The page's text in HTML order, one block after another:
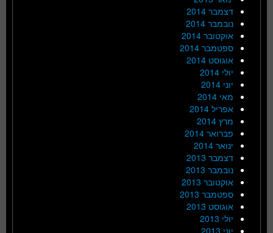
דצמבר 2014
נובמבר 2014
אוקטובר 2014
ספטמבר 2014
אוגוסט 2014
יולי 2014
יוני 2014
מאי 2014
אפריל 2014
מרץ 2014
פברואר 2014
ינואר 2014
דצמבר 2013
נובמבר 2013
אוקטובר 2013
ספטמבר 2013
אוגוסט 2013
יולי 2013
יוני 2013